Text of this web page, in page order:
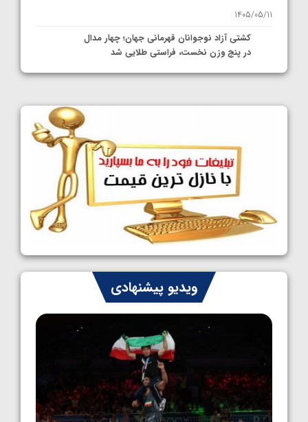
1405/05/11
کشتی آزاد نوجوانان قهرمانی جهان؛ چهار مدال
در پنج وزن نخست، فراستی طلایی شد
1405/05/11
کشتی آزاد نوجوانان جهان؛ رقبای نمایندگان
ایران مشخص شدند
1405/05/08
کشتی فرنگی نوجوانان جهان؛ سکوی تیمی
سوم برای ایران
1405/05/07
ایران چشم به راه چهار مدال در پنج وزن دوم
کشتی فرنگی نوجوانان جهان
1405/05/06
ویدیو پیشنهادی